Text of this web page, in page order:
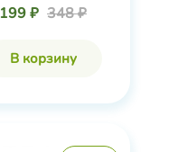
199 ₽ 348 ₽
В корзину